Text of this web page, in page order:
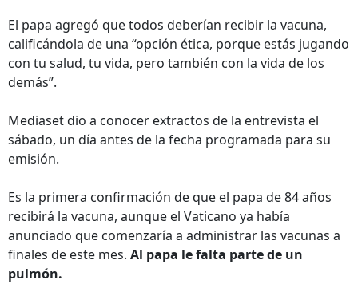
El papa agregó que todos deberían recibir la vacuna,
calificándola de una “opción ética, porque estás jugando
con tu salud, tu vida, pero también con la vida de los
demás”.
Mediaset dio a conocer extractos de la entrevista el
sábado, un día antes de la fecha programada para su
emisión.
Es la primera confirmación de que el papa de 84 años
recibirá la vacuna, aunque el Vaticano ya había
anunciado que comenzaría a administrar las vacunas a
finales de este mes. Al papa le falta parte de un
pulmón.